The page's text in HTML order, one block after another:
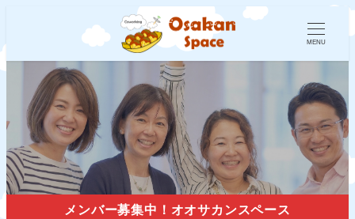
MENU
スタッフブログ
メンバー募集中！オオサカンスペース